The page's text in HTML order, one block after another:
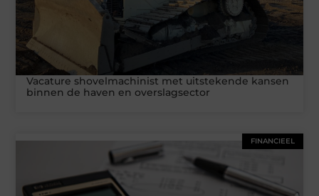
Vacature shovelmachinist met uitstekende kansen
binnen de haven en overslagsector
FINANCIEEL